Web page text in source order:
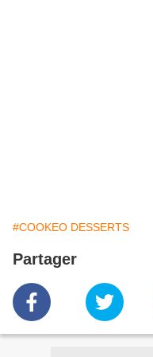
#COOKEO DESSERTS
Partager